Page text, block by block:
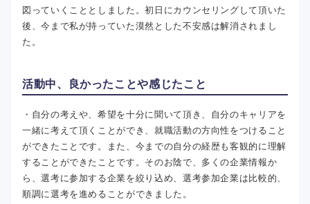
図っていくこととしました。初日にカウンセリングして頂いた
後、今まで私が持っていた漠然とした不安感は解消されまし
た。
活動中、良かったことや感じたこと
・自分の考えや、希望を十分に聞いて頂き、自分のキャリアを
一緒に考えて頂くことができ、就職活動の方向性をつけること
ができたことです。また、今までの自分の経歴も客観的に理解
することができたことです。そのお陰で、多くの企業情報か
ら、選考に参加する企業を絞り込め、選考参加企業は比較的、
順調に選考を進めることができました。